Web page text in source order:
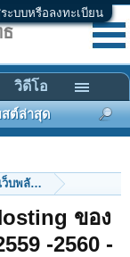
ระบบหรือลงทะเบียน
ของ
-2560 -
ต์ล่าสุด
วิดีโอ